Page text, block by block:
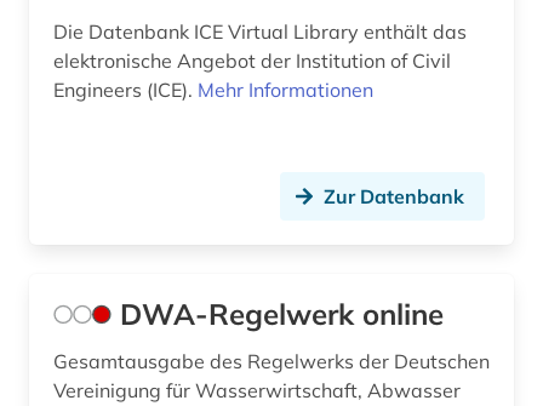
Die Datenbank ICE Virtual Library enthält das
elektronische Angebot der Institution of Civil
Engineers (ICE). Mehr Informationen
Zur Datenbank
DWA-Regelwerk online
Gesamtausgabe des Regelwerks der Deutschen
Vereinigung für Wasserwirtschaft, Abwasser